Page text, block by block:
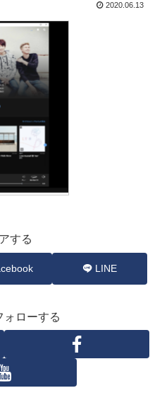
2020.06.13
する
LINE
ォローする